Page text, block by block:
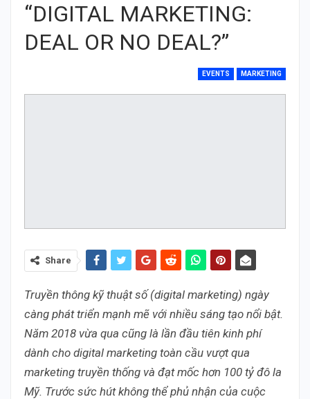
“DIGITAL MARKETING:
DEAL OR NO DEAL?”
EVENTS MARKETING
Share
Truyền thông kỹ thuật số (digital marketing) ngày
càng phát triển mạnh mẽ với nhiều sáng tạo nổi bật.
Năm 2018 vừa qua cũng là lần đầu tiên kinh phí
dành cho digital marketing toàn cầu vượt qua
marketing truyền thống và đạt mốc hơn 100 tỷ đô la
Mỹ. Trước sức hút không thể phủ nhận của cuộc